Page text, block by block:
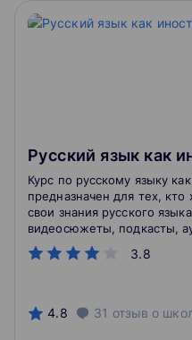
Русский язык как
3.8
Курс по русскому языку
предназначен для тех, кто
свои знания русского
видеосюжеты, подкасты,
для аудирования,
разделы «Грамматика»,
4.8 31 отзыв о